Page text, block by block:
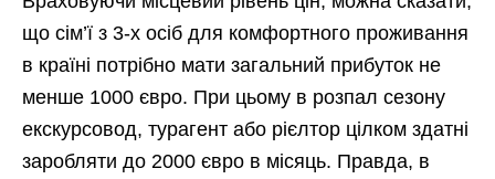
що сім’ї з 3-х осіб для комфортного проживання
в країні потрібно мати загальний прибуток не
менше 1000 євро. При цьому в розпал сезону
екскурсовод, турагент або рієлтор цілком здатні
заробляти до 2000 євро в місяць. Правда, в